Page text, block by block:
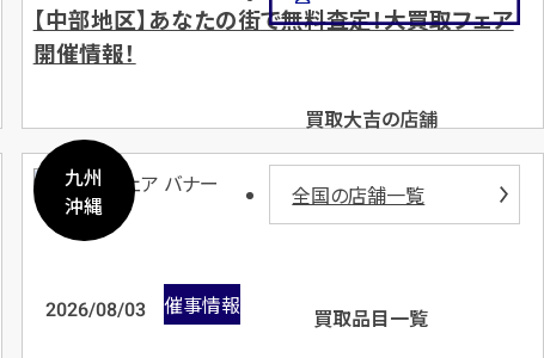
【中部地区】あなたの街で無料査定！大買取フェア
開催情報！
九州
沖縄
2026/08/03 催事情報
買取大吉の店舗
全国の店舗一覧
買取品目一覧